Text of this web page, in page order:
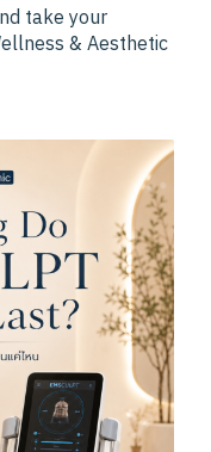
take your
& Aesthetic